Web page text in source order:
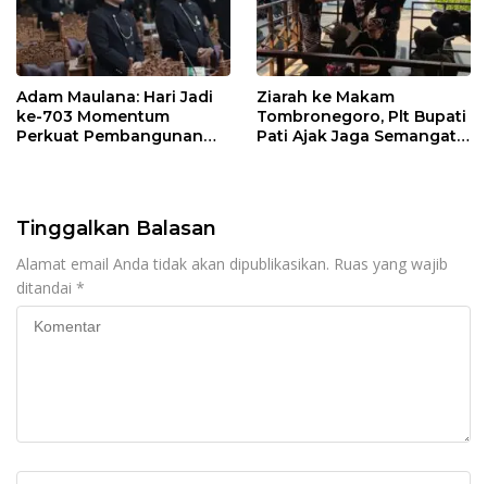
Adam Maulana: Hari Jadi
ke-703 Momentum
Perkuat Pembangunan
Ziarah ke Makam
Tombronegoro, Plt Bupati
Pati Ajak Jaga Semangat
Tinggalkan Balasan
Alamat email Anda tidak akan dipublikasikan. Ruas yang wajib
ditandai *